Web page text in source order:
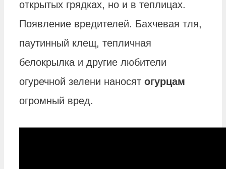
открытых грядках, но и в теплицах.
Появление вредителей. Бахчевая тля,
паутинный клещ, тепличная
белокрылка и другие любители
огуречной зелени наносят огурцам
огромный вред.